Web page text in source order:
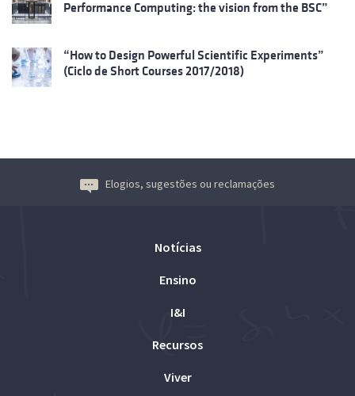
Performance Computing: the vision from the BSC”
“How to Design Powerful Scientific Experiments”
(Ciclo de Short Courses 2017/2018)
Elogios, sugestões ou reclamações
Notícias
Ensino
I&I
Recursos
Viver